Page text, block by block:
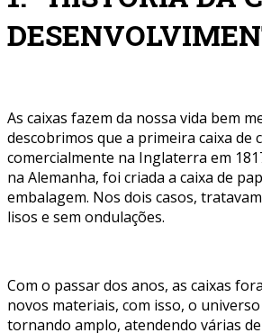
As caixas fazem da nossa vida bem
descobrimos que a primeira caixa de
comercialmente na Inglaterra em
na Alemanha, foi criada a caixa de
embalagem. Nos dois casos,
lisos e sem ondulações.
Com o passar dos anos, as caixas
novos materiais, com isso, o
tornando amplo, atendendo várias